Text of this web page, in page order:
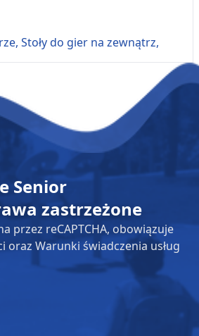
Stoły do gier na zewnątrz,
Senior
zastrzeżone
przez reCAPTCHA, obowiązuje
oraz Warunki świadczenia usług